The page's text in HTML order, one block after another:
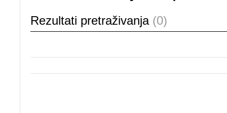
Rezultati pretraživanja (0)